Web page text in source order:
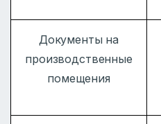
Документы на
производственные
помещения